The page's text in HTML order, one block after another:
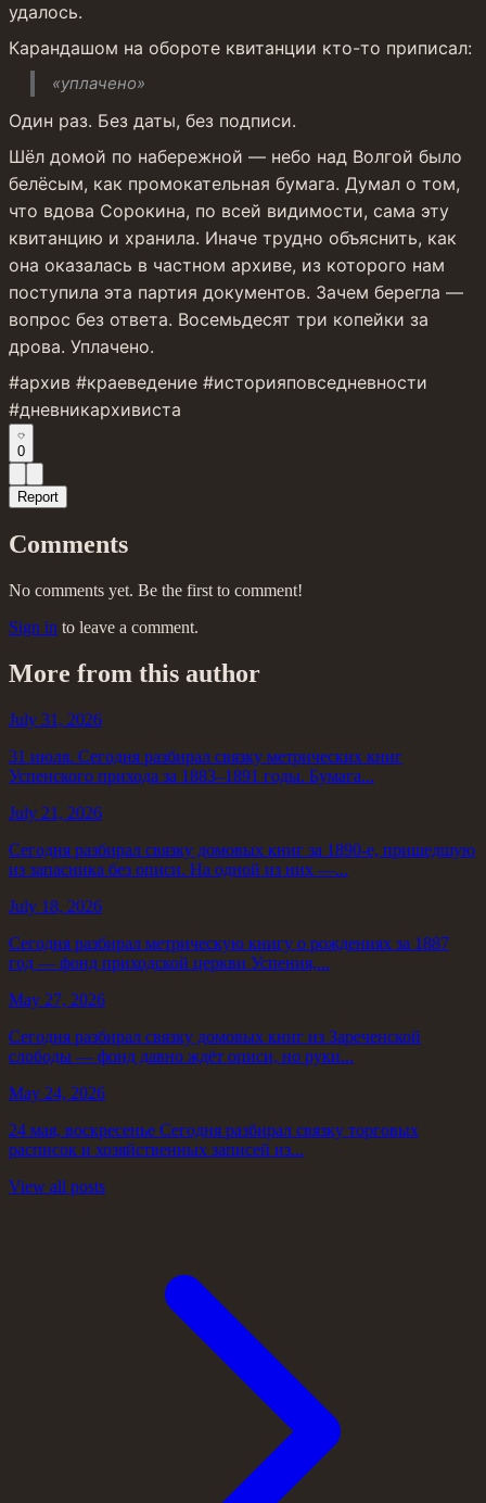
удалось.
Карандашом на обороте квитанции кто-то приписал:
«уплачено»
Один раз. Без даты, без подписи.
Шёл домой по набережной — небо над Волгой было
белёсым, как промокательная бумага. Думал о том,
что вдова Сорокина, по всей видимости, сама эту
квитанцию и хранила. Иначе трудно объяснить, как
она оказалась в частном архиве, из которого нам
поступила эта партия документов. Зачем берегла —
вопрос без ответа. Восемьдесят три копейки за
дрова. Уплачено.
#архив #краеведение #историяповседневности
#дневникархивиста
0
Report
Comments
No comments yet. Be the first to comment!
Sign in to leave a comment.
More from this author
July 31, 2026
31 июля. Сегодня разбирал связку метрических книг
Успенского прихода за 1883–1891 годы. Бумага...
July 21, 2026
Сегодня разбирал связку домовых книг за 1890-е, пришедшую
из запасника без описи. На одной из них —...
July 18, 2026
Сегодня разбирал метрическую книгу о рождениях за 1887
год — фонд приходской церкви Успения,...
May 27, 2026
Сегодня разбирал связку домовых книг из Зареченской
слободы — фонд давно ждёт описи, но руки...
May 24, 2026
24 мая, воскресенье Сегодня разбирал связку торговых
расписок и хозяйственных записей из...
View all posts